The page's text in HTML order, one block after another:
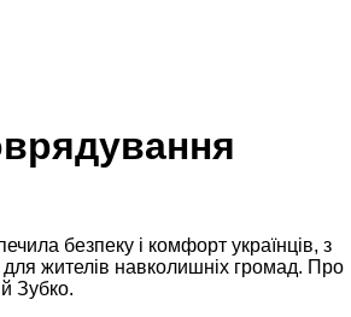
безпеку і комфорт українців, з
для жителів навколишніх громад. Про
Зубко.